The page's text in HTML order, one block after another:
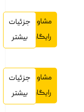
مشاوره
رایگان
جزئیات
بیشتر
مشاوره
رایگان
جزئیات
بیشتر